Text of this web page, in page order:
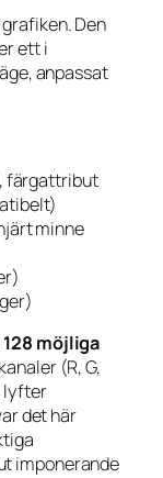
Den
ett i
anpassat
färgattribut
minne
128 möjliga
(R, G,
lyfter
det här
imponerande